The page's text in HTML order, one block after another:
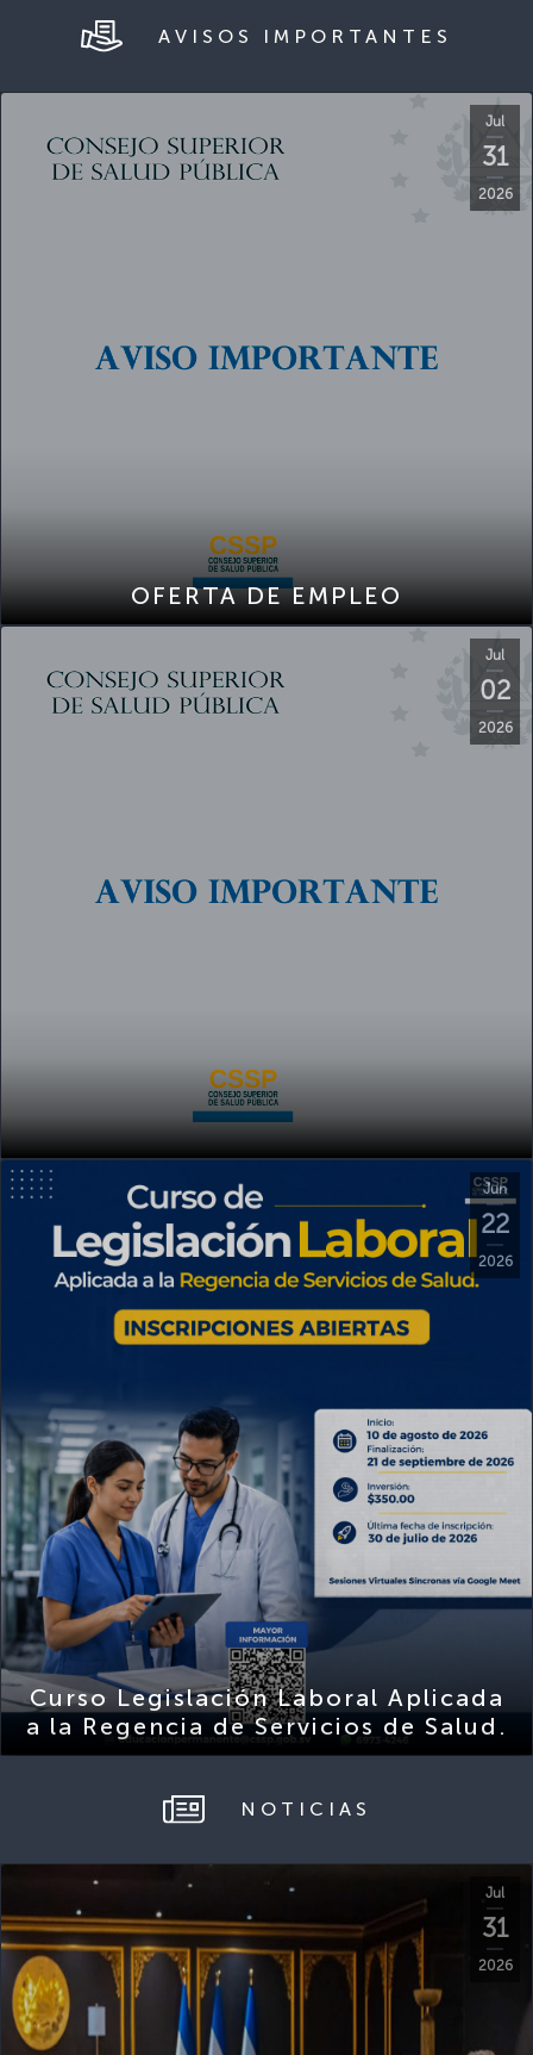
31
2026
OFERTA DE EMPLEO
02
2026
22
2026
Curso Legislación Laboral Aplicada
a la Regencia de Servicios de Salud.
31
2026